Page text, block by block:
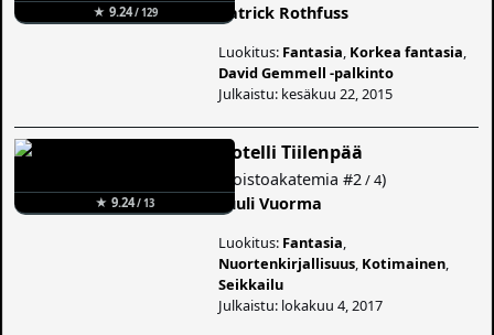
★ 9.24/ 129
Patrick Rothfuss
Luokitus: Fantasia Korkea fantasia
David Gemmell -palkinto
Julkaistu: kesäkuu 22, 2015
★ 9.24/ 13
Hotelli Tiilenpää
Roistoakatemia #2 / 4)
Tuuli Vuorma
Luokitus: Fantasia
Nuortenkirjallisuus Kotimainen
Seikkailu
Julkaistu: lokakuu 4, 2017